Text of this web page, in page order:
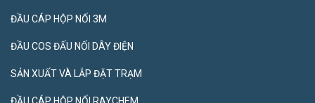
ĐẦU CÁP HỘP NỐI 3M
ĐẦU COS ĐẤU NỐI DÂY ĐIỆN
SẢN XUẤT VÀ LẮP ĐẶT TRẠM
ĐẦU CÁP HỘP NỐI RAYCHEM